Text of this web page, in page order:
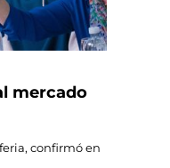
mercado
confirmó en